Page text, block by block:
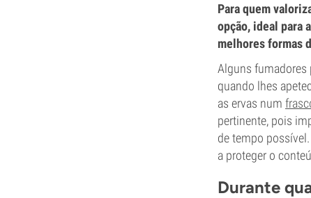
Para quem
opção, ideal para
melhores formas
Alguns fumadores
quando lhes
as ervas num
pertinente, pois
de tempo
a proteger o
Durante